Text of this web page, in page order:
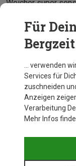
Weicher super
Für
… verwenden
Services für
zuschneiden
Anzeigen
Verarbeitung
Mehr Infos